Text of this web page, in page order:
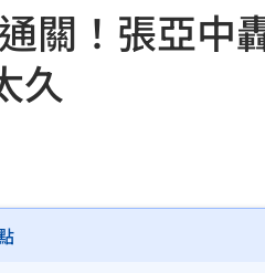
涯29支首打席轟只輸他
台股強原因「曝光」
台灣名次好強
料廠又大火…千坪燒光
縣市破5成！1縣市飆67%
關！張亞中
久